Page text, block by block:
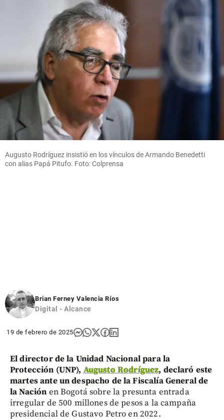
Augusto Rodríguez insistió en los vínculos de Armando Benedetti
con alias Papá Pitufo. Foto: Colprensa
Brian Ferney Valencia Ríos
Digital - Alcance
19 de febrero de 2025
El director de la Unidad Nacional para la
Protección (UNP), Augusto Rodríguez, declaró este
martes ante un despacho de la Fiscalía General de
la Nación en Bogotá sobre la presunta entrada
irregular de 500 millones de pesos a la campaña
presidencial de Gustavo Petro en 2022.